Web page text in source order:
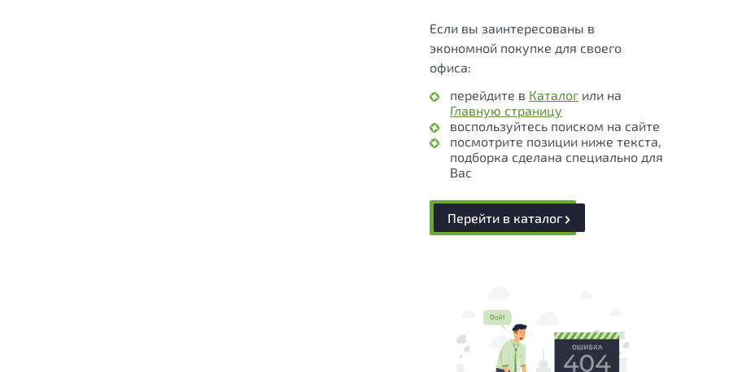
Если вы заинтересованы в
экономной покупке для своего
офиса:
перейдите в Каталог или на
Главную страницу
воспользуйтесь поиском на сайте
посмотрите позиции ниже текста,
подборка сделана специально для
Вас
Перейти в каталог